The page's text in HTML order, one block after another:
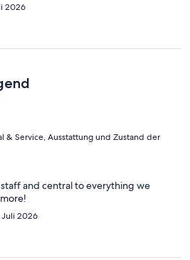
2026
& Service, Ausstattung und Zustand der
and central to everything we
2026